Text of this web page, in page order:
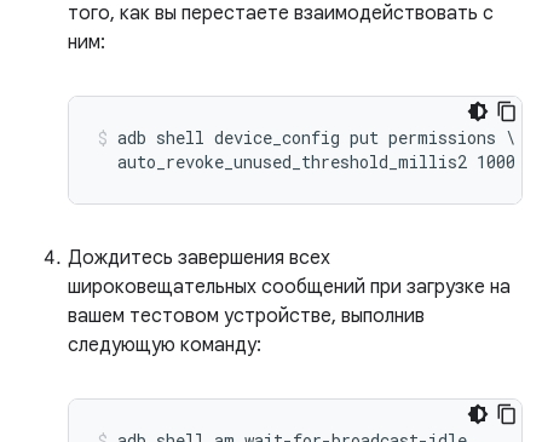
того, как вы перестаете взаимодействовать с
ним:
adb shell device_config put permissions \
Дождитесь завершения всех
широковещательных сообщений при загрузке на
вашем тестовом устройстве, выполнив
следующую команду: